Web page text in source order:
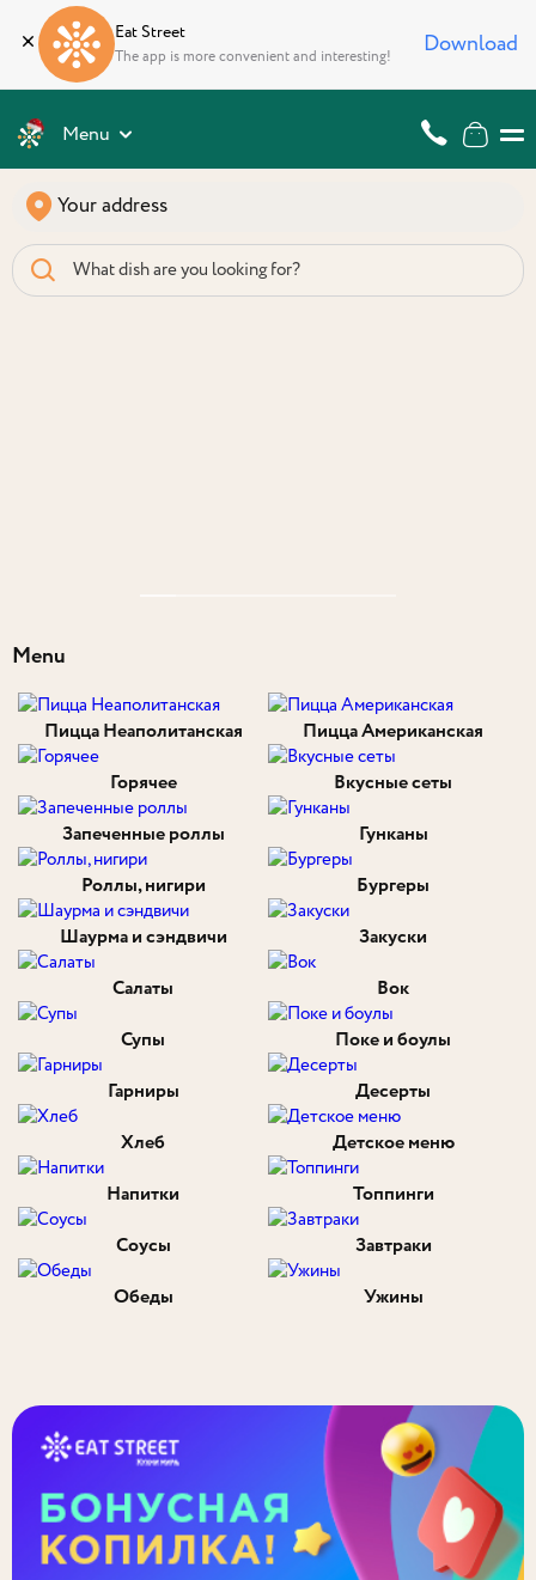
Eat Street
The app is more convenient and interesting! Download
Menu
Your address
Menu
Пицца Неаполитанская
Пицца Американская
Горячее
Вкусные сеты
Запеченные роллы
Гунканы
Роллы, нигири
Бургеры
Шаурма и сэндвичи
Закуски
Салаты
Вок
Супы
Поке и боулы
Гарниры
Десерты
Хлеб
Детское меню
Напитки
Топпинги
Соусы
Завтраки
Обеды
Ужины